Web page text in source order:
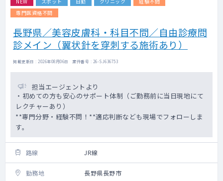
専門医資格不問
長野県／美容皮膚科・科目不問／自由診療問
診メイン（翼状針を穿刺する施術あり）
掲載更新日 : 2026年08月06日 案件番号 : 26-SJ636753
担当エージェントより
・初めての方も安心のサポート体制（ご勤務前に当日現地にて
レクチャーあり）
**専門分野・経験不問！**適応判断なども現場でフォローしま
す。
路線 JR線
勤務地 長野県長野市